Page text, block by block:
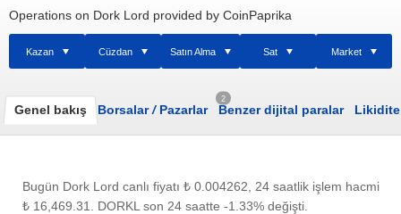
Operations on Dork Lord provided by CoinPaprika
Kazan Cüzdan Satın Alma Sat Market
Genel bakış Borsalar/Pazarlar
2
Benzer dijital paralar Likidite
Bugün Dork Lord canlı fiyatı ₺ 0.004262 , 24 saatlik işlem hacmi
₺ 16,469.31
. DORKL son 24 saatte -1.33% değişti.